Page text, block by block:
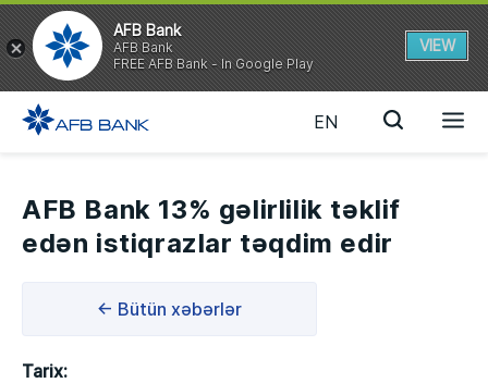
EN
AFB Bank 13% gəlirlilik təklif
edən istiqrazlar təqdim edir
← Bütün xəbərlər
Tarix:
AFB Bank
AFB Bank
FREE AFB Bank - In Google Play
VIEW